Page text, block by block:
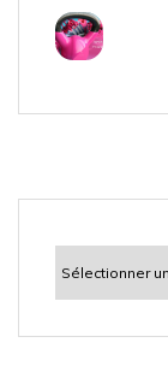
c
découvrir